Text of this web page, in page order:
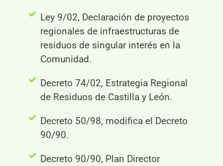
Ley 9/02, Declaración de proyectos
regionales de infraestructuras de
residuos de singular interés en la
Comunidad.
Decreto 74/02, Estrategia Regional
de Residuos de Castilla y León.
Decreto 50/98, modifica el Decreto
90/90.
Decreto 90/90, Plan Director